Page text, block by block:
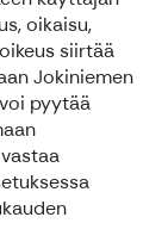
oikaisu,
siirtää
Jokiniemen
pyytää